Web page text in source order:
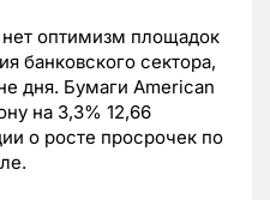
оптимизм площадок
банковского сектора,
дня. Бумаги American
на 3,3% 12,66
о росте просрочек по